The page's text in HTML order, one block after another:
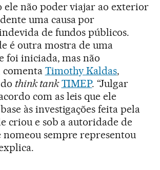
ele não poder viajar ao exterior
uma causa por
de fundos públicos.
é outra mostra de uma
foi iniciada, mas não
comenta Timothy Kaldas,
think tank TIMEP. “Julgar
com as leis que ele
às investigações feita pela
criou e sob a autoridade de
nomeou sempre representou